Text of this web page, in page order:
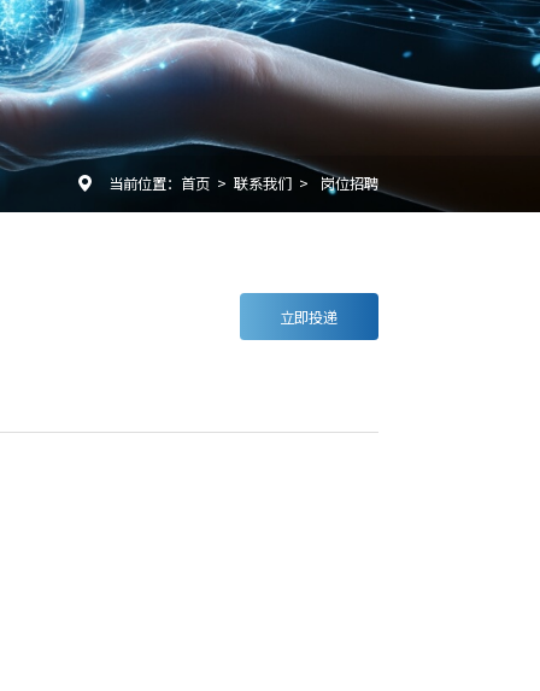
 当前位置： 首页 > 联系我们 > 岗位招聘
立即投递